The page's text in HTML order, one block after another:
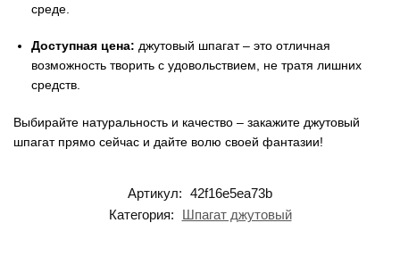
среде.
Доступная цена: джутовый шпагат – это отличная
возможность творить с удовольствием, не тратя лишних
средств.
Выбирайте натуральность и качество – закажите джутовый
шпагат прямо сейчас и дайте волю своей фантазии!
Артикул: 42f16e5ea73b
Категория:
Шпагат джутовый